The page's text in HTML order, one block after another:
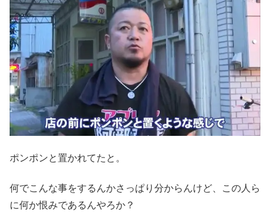
ポンポンと置かれてたと。
何でこんな事をするんかさっぱり分からんけど、この人ら
に何か恨みであるんやろか？